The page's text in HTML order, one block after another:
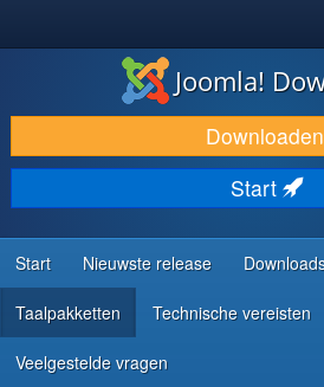
DOWNLOAD & BREID UIT
ONTDEK & LEER
COMMUNITY & ONDERSTEUNING
ONTWIKKELAARSBRONNEN
Joomla!
Downloaden
Start
Start Nieuwste release
Taalpakketten Technische vereisten
Veelgestelde vragen